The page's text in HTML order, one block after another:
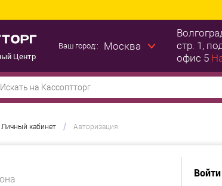
Центр
Ваш город:: Москва
стр. 1,
офис 5
Личный кабинет / Авторизация